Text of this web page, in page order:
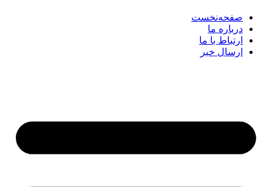
صفحه‌نخست
درباره ما
ارتباط با ما
ارسال خبر